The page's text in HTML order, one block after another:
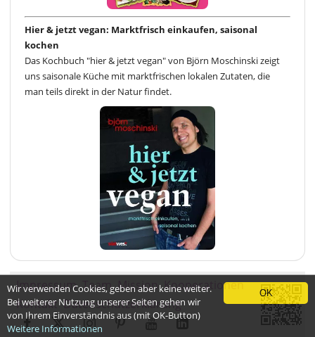
Hier & jetzt vegan: Marktfrisch einkaufen, saisonal
kochen
Das Kochbuch "hier & jetzt vegan" von Björn Moschinski zeigt
uns saisonale Küche mit marktfrischen lokalen Zutaten, die
man teils direkt in der Natur findet.
ImpressumTeamMissionKooperationen
KontaktDatenschutzerklärung
OK
Wir verwenden Cookies, geben aber keine weiter.
Bei weiterer Nutzung unserer Seiten gehen wir
von Ihrem Einverständnis aus (mit OK-Button)
Weitere Informationen